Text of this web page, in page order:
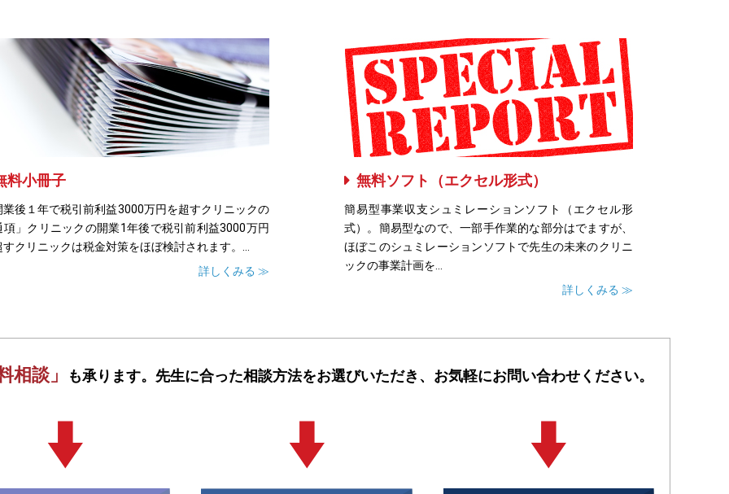
料小冊子
業後１年で税引前利益3000万円を超すクリニックの
項」クリニックの開業1年後で税引前利益3000万円
すクリニックは税金対策をほぼ検討されます。...
詳しくみる ≫
無料ソフト（エクセル形式）
簡易型事業収支シュミレーションソフト（エクセル形
式）。簡易型なので、一部手作業的な部分はでますが、
ほぼこのシュミレーションソフトで先生の未来のクリニ
ックの事業計画を...
詳しくみる ≫
相談」 も承ります。 先生に合った相談方法をお選びいただき、 お気軽にお問い合わせください。